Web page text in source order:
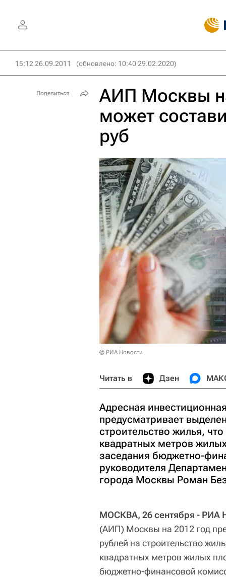
15:12 26.09.2011 (обновлено: 10:40 29.02.2020)
АИП Москвы
может
руб
© РИА Новости
Читать в Дзен
Адресная
предусматривает
строительство жилья,
квадратных метров
заседания бюджетно-
руководителя
города Москвы Роман
МОСКВА, 26 сентября - РИА
(АИП) Москвы на 2012 год
рублей на строительство
квадратных метров жилых
бюджетно-финансовой
Поделиться